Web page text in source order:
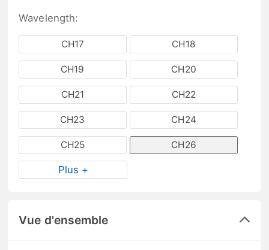
Wavelength:
CH17 CH18
CH19 CH20
CH21 CH22
CH23 CH24
CH25 CH26
Plus +
Vue d'ensemble